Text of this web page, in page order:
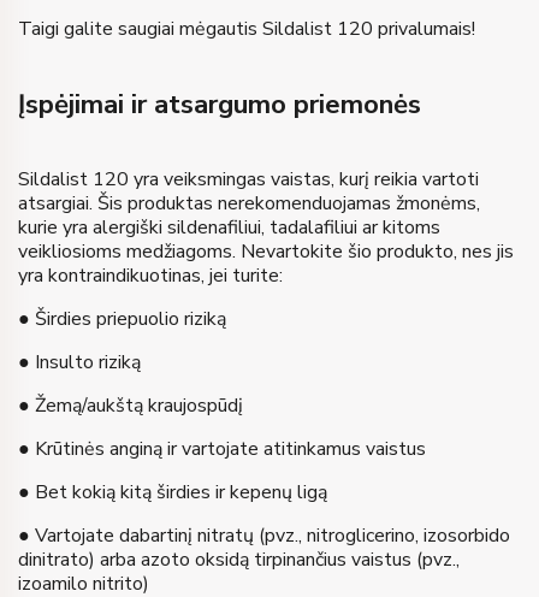
Taigi galite saugiai mėgautis Sildalist 120 privalumais!
Įspėjimai ir atsargumo priemonės
Sildalist 120 yra veiksmingas vaistas, kurį reikia vartoti
atsargiai. Šis produktas nerekomenduojamas žmonėms,
kurie yra alergiški sildenafiliui, tadalafiliui ar kitoms
veikliosioms medžiagoms. Nevartokite šio produkto, nes jis
yra kontraindikuotinas, jei turite:
● Širdies priepuolio riziką
● Insulto riziką
● Žemą/aukštą kraujospūdį
● Krūtinės anginą ir vartojate atitinkamus vaistus
● Bet kokią kitą širdies ir kepenų ligą
● Vartojate dabartinį nitratų (pvz., nitroglicerino, izosorbido
dinitrato) arba azoto oksidą tirpinančius vaistus (pvz.,
izoamilo nitrito)